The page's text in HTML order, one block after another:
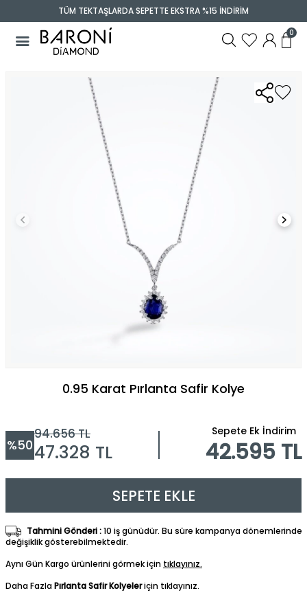
TÜM TEKTAŞLARDA SEPETTE EKSTRA %15 İNDİRİM
0
0.95 Karat Pırlanta Safir Kolye
%50
94.656TL
47.328 TL
Sepete Ek İndirim
42.595 TL
SEPETE EKLE
Tahmini Gönderi :10 iş günüdür. Bu süre kampanya dönemlerinde
değişiklik gösterebilmektedir.
Aynı Gün Kargo ürünlerini görmek için tıklayınız.
Daha FazlaPırlanta Safir Kolyeleriçin tıklayınız.